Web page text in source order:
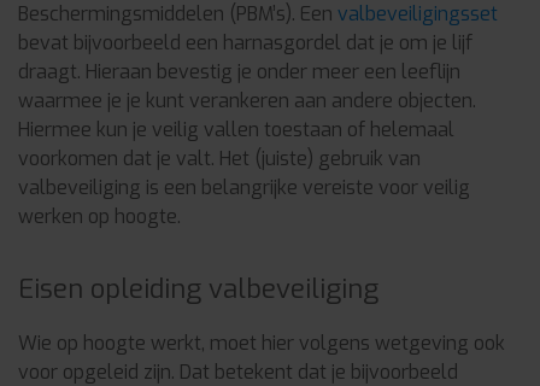
Beschermingsmiddelen (PBM’s). Een valbeveiligingsset
bevat bijvoorbeeld een harnasgordel dat je om je lijf
draagt. Hieraan bevestig je onder meer een leeflijn
waarmee je je kunt verankeren aan andere objecten.
Hiermee kun je veilig vallen toestaan of helemaal
voorkomen dat je valt. Het (juiste) gebruik van
valbeveiliging is een belangrijke vereiste voor veilig
werken op hoogte.
Eisen opleiding valbeveiliging
Wie op hoogte werkt, moet hier volgens wetgeving ook
voor opgeleid zijn. Dat betekent dat je bijvoorbeeld